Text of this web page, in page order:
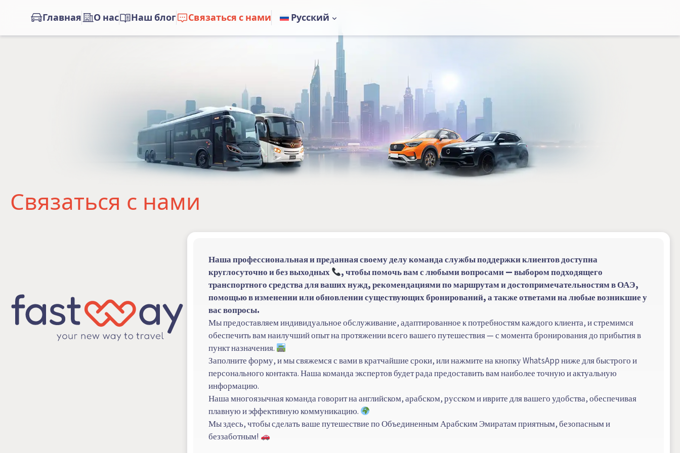
Главная О нас Наш блог Связаться с нами Русский
Связаться с нами
Наша профессиональная и преданная своему делу команда службы поддержки клиентов доступна
круглосуточно и без выходных
, чтобы помочь вам с любыми вопросами — выбором подходящего
транспортного средства для ваших нужд, рекомендациями по маршрутам и достопримечательностям в ОАЭ,
помощью в изменении или обновлении существующих бронирований, а также ответами на любые возникшие у
вас вопросы.
Мы предоставляем индивидуальное обслуживание, адаптированное к потребностям каждого клиента, и стремимся
обеспечить вам наилучший опыт на протяжении всего вашего путешествия — с момента бронирования до прибытия в
пункт назначения.
Заполните форму, и мы свяжемся с вами в кратчайшие сроки, или нажмите на кнопку WhatsApp ниже для быстрого и
персонального контакта. Наша команда экспертов будет рада предоставить вам наиболее точную и актуальную
информацию.
Наша многоязычная команда говорит на английском, арабском, русском и иврите для вашего удобства, обеспечивая
плавную и эффективную коммуникацию.
Мы здесь, чтобы сделать ваше путешествие по Объединенным Арабским Эмиратам приятным, безопасным и
беззаботным!